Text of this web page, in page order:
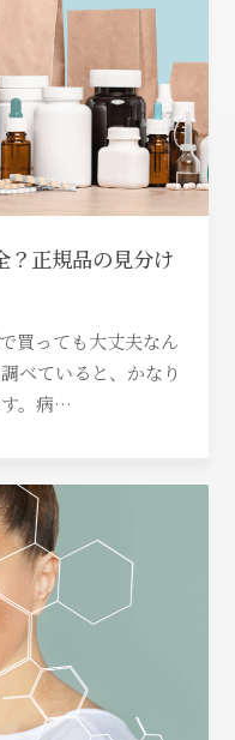
？正規品の見分け
買っても大丈夫なん
べていると、かなり
。病…